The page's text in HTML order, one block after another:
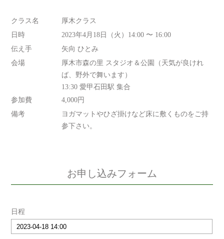
クラス名
厚木クラス
日時
2023年4月18日（火）14:00 〜 16:00
伝え手
矢向 ひとみ
会場
厚木市森の里 スタジオ＆公園（天気が良けれ
ば、野外で舞います）
13:30 愛甲石田駅 集合
参加費
4,000円
備考
ヨガマットやひざ掛けなど床に敷くものをご持
参下さい。
お申し込みフォーム
日程